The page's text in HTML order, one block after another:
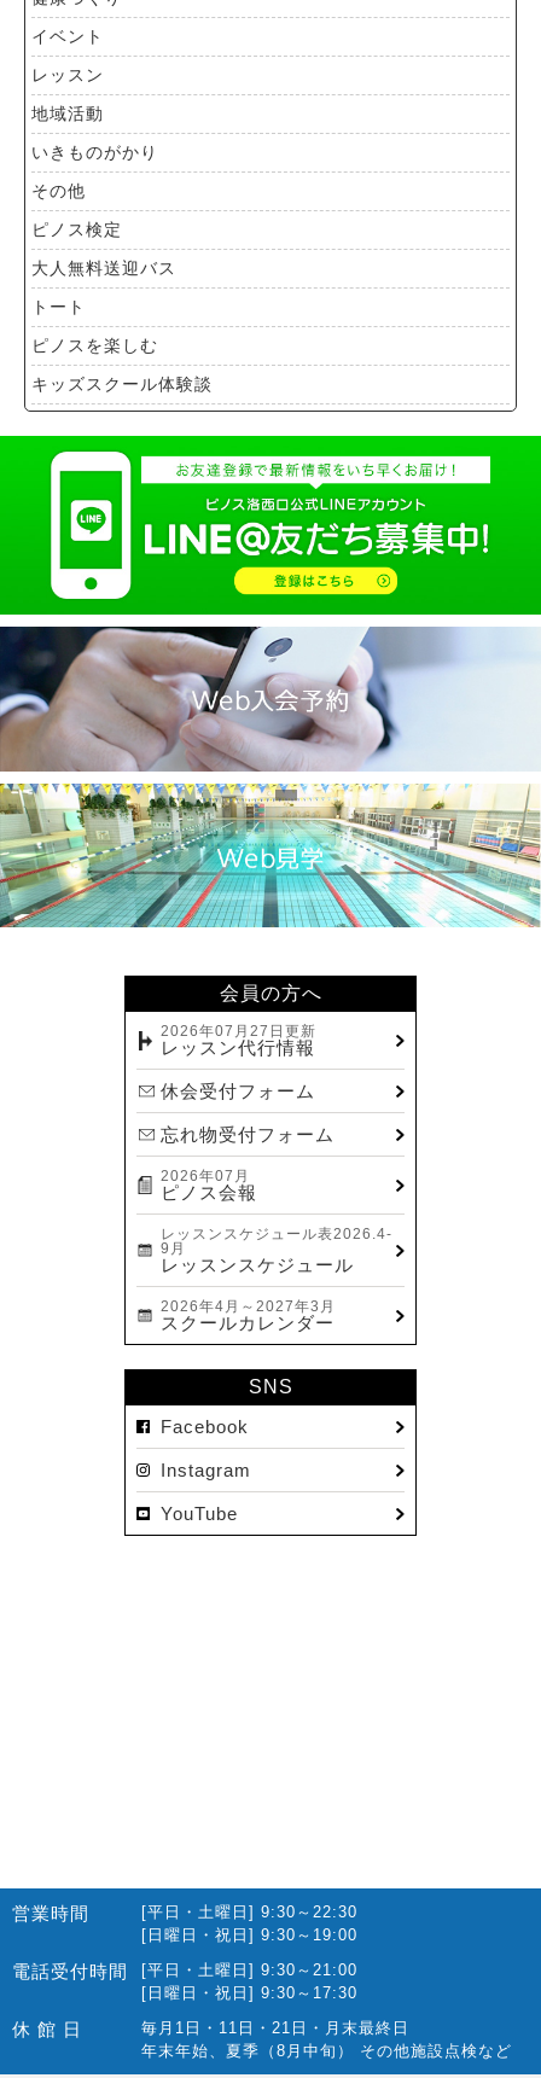
イベント
レッスン
地域活動
いきものがかり
その他
ピノス検定
大人無料送迎バス
トート
ピノスを楽しむ
キッズスクール体験談
会員の方へ
2026年07月27日更新
レッスン代行情報
休会受付フォーム
忘れ物受付フォーム
2026年07月
ピノス会報
レッスンスケジュール表2026.4-
9月
レッスンスケジュール
2026年4月～2027年3月
スクールカレンダー
SNS
Facebook
Instagram
YouTube
営業時間
[平日・土曜日] 9:30～22:30
[日曜日・祝日] 9:30～19:00
電話受付時間
[平日・土曜日] 9:30～21:00
[日曜日・祝日] 9:30～17:30
休 館 日
毎月1日・11日・21日・月末最終日
年末年始、夏季（8月中旬） その他施設点検など